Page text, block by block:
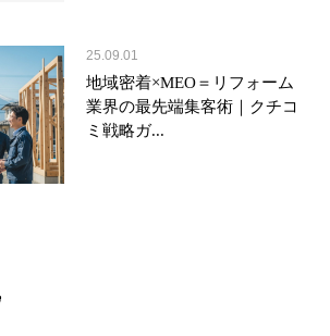
25.09.01
地域密着×MEO＝リフォーム
業界の最先端集客術｜クチコ
ミ戦略ガ...